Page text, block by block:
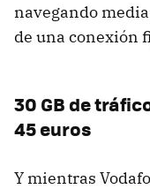
navegando
de una conexión
30 GB de
45 euros
Y mientras